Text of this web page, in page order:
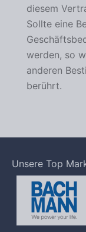
diesem
Sollte eine
werden, so
anderen
berührt.
Unsere Top